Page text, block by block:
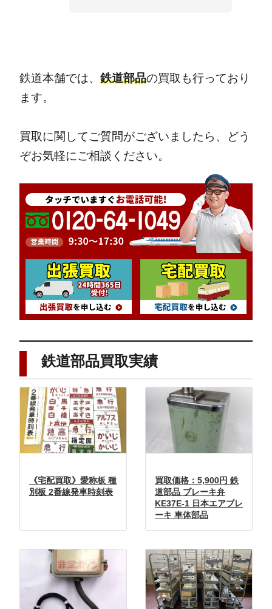
鉄道本舗では、 鉄道部品の買取も行っており
ます。
買取に関してご質問がございましたら、どう
ぞお気軽にご相談ください。
鉄道部品買取実績
《宅配買取》愛称板 種
別板 2番線発車時刻表
買取価格：5,900円 鉄
道部品 ブレーキ弁
KE37E-1 日本エアブレ
ーキ 車体部品